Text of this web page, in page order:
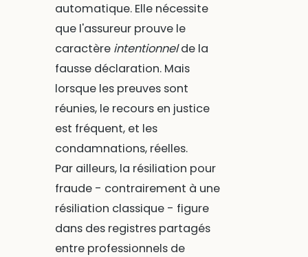
automatique. Elle nécessite
que l'assureur prouve le
caractère intentionnelde la
fausse déclaration. Mais
lorsque les preuves sont
réunies, le recours en justice
est fréquent, et les
condamnations, réelles.
Par ailleurs, la résiliation pour
fraude - contrairement à une
résiliation classique - figure
dans des registres partagés
entre professionnels de